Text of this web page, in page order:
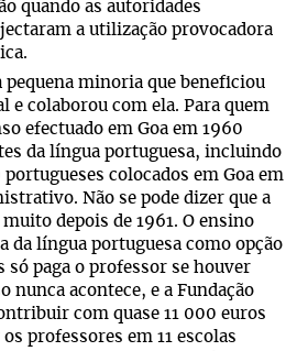
quando as autoridades
a utilização provocadora
pequena minoria que beneficiou
e colaborou com ela. Para quem
efectuado em Goa em 1960
da língua portuguesa, incluindo
colocados em Goa em
Não se pode dizer que a
depois de 1961. O ensino
da língua portuguesa como opção
só paga o professor se houver
nunca acontece, e a Fundação
com quase 11 000 euros
professores em 11 escolas